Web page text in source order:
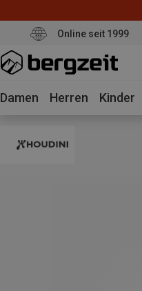
Online seit 1999
Damen Herren Kinder